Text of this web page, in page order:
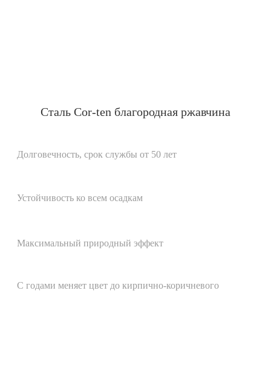
Сталь Cor-ten благородная ржавчина
Долговечность, срок службы от 50 лет
Устойчивость ко всем осадкам
Максимальный природный эффект
С годами меняет цвет до кирпично-коричневого